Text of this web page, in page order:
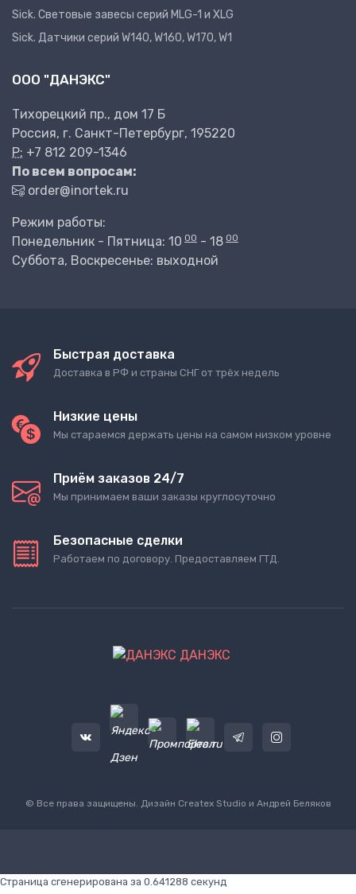
Sick. Световые завесы серий MLG-1 и XLG
Sick. Датчики серий W140, W160, W170, W1
ООО "ДАНЭКС"
Тихорецкий пр., дом 17 Б
Россия, г. Санкт-Петербург, 195220
P: +7 812 209-1346
По всем вопросам:
order@inortek.ru
Режим работы:
Понедельник - Пятница: 10 00 - 18 00
Суббота, Воскресенье: выходной
Быстрая доставка
Доставка в РФ и страны СНГ от трёх недель
Низкие цены
Мы стараемся держать цены на самом низком уровне
Приём заказов 24/7
Мы принимаем ваши заказы круглосуточно
Безопасные сделки
Работаем по договору. Предоставляем ГТД.
ДАНЭКС
© Все права защищены. Дизайн Createx Studio и Андрей Беляков
Страница сгенерирована за 0.641288 секунд